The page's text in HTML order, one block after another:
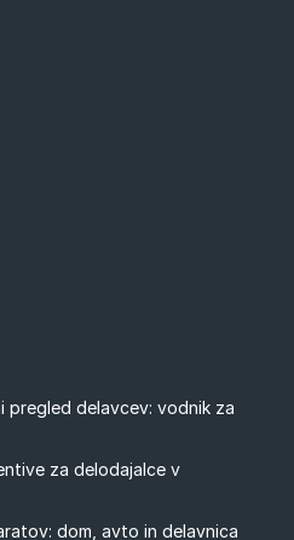
pregled delavcev: vodnik za
za delodajalce v
dom, avto in delavnica